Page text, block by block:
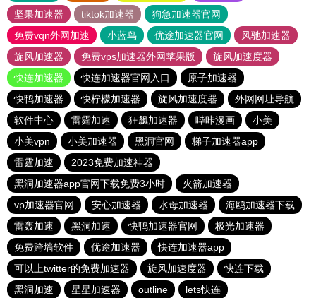
坚果加速器
tiktok加速器
狗急加速器官网
免费vqn外网加速
小蓝鸟 优途加速器官网
风驰加速器
旋风加速器
免费vps加速器外网苹果版
旋风加速度器
快连加速器
快连加速器官网入口
原子加速器
快鸭加速器
快柠檬加速器 旋风加速度器
外网网址导航
软件中心
雷霆加速 狂飙加速器 哔咔漫画
小美
小美vpn
小美加速器 黑洞官网
梯子加速器app
雷霆加速
2023免费加速神器
黑洞加速器app官网下载免费3小时
火箭加速器
vp加速器官网
安心加速器 水母加速器
海鸥加速器下载
雷轰加速
黑洞加速 快鸭加速器官网
极光加速器
免费跨墙软件
优途加速器
快连加速器app
可以上twitter的免费加速器
旋风加速度器
快连下载
黑洞加速
星星加速器 outline lets快连